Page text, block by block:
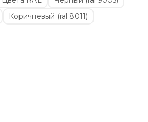
Коричневый (ral 8011)